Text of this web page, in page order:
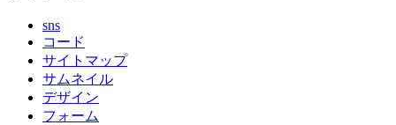
sns
コード
サイトマップ
サムネイル
デザイン
フォーム